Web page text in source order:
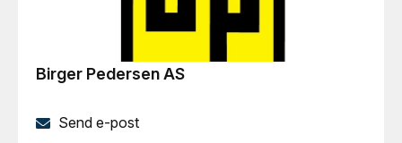
Birger Pedersen AS
Send e-post